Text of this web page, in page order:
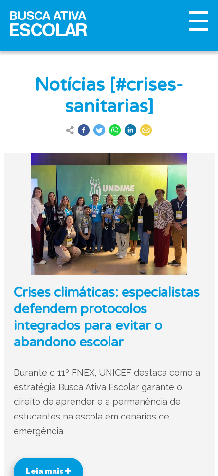
Notícias [#crises-
sanitarias]
Crises climáticas: especialistas
defendem protocolos
integrados para evitar o
abandono escolar
Durante o 11º FNEX, UNICEF destaca como a
estratégia Busca Ativa Escolar garante o
direito de aprender e a permanência de
estudantes na escola em cenários de
emergência
Leia mais